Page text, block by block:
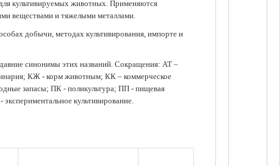
культивируемых животных. Применяются
веществами и тяжелыми металлами.
добычи, методах культивирования, импорте и
синонимы этих названий. Сокращения: АТ –
КЖ - корм животным; КК – коммерческое
запасы; ПК - поликультура; ПП - пищевая
культивирование.